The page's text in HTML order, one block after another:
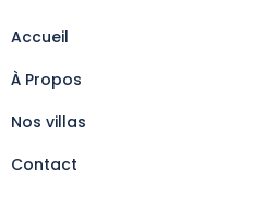
Accueil
À Propos
Nos villas
Contact